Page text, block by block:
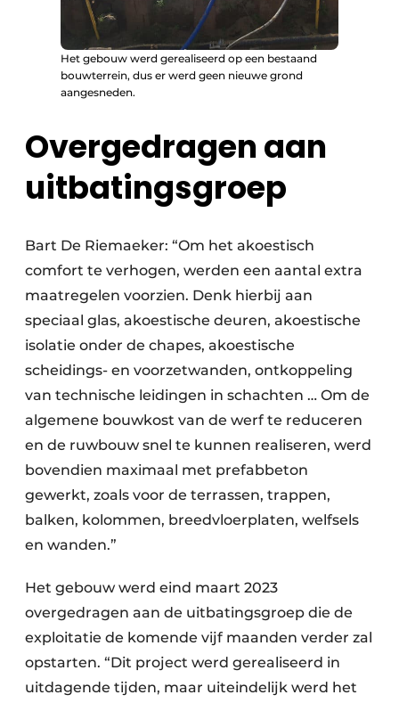
Het gebouw werd gerealiseerd op een bestaand
bouwterrein, dus er werd geen nieuwe grond
aangesneden.
Overgedragen aan
uitbatingsgroep
Bart De Riemaeker: “Om het akoestisch
comfort te verhogen, werden een aantal extra
maatregelen voorzien. Denk hierbij aan
speciaal glas, akoestische deuren, akoestische
isolatie onder de chapes, akoestische
scheidings- en voorzetwanden, ontkoppeling
van technische leidingen in schachten … Om de
algemene bouwkost van de werf te reduceren
en de ruwbouw snel te kunnen realiseren, werd
bovendien maximaal met prefabbeton
gewerkt, zoals voor de terrassen, trappen,
balken, kolommen, breedvloerplaten, welfsels
en wanden.”
Het gebouw werd eind maart 2023
overgedragen aan de uitbatingsgroep die de
exploitatie de komende vijf maanden verder zal
opstarten. “Dit project werd gerealiseerd in
uitdagende tijden, maar uiteindelijk werd het